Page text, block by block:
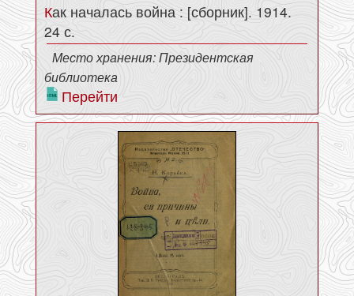
Как началась война : [сборник]. 1914.
24 с.
Место хранения: Президентская
библиотека
Перейти